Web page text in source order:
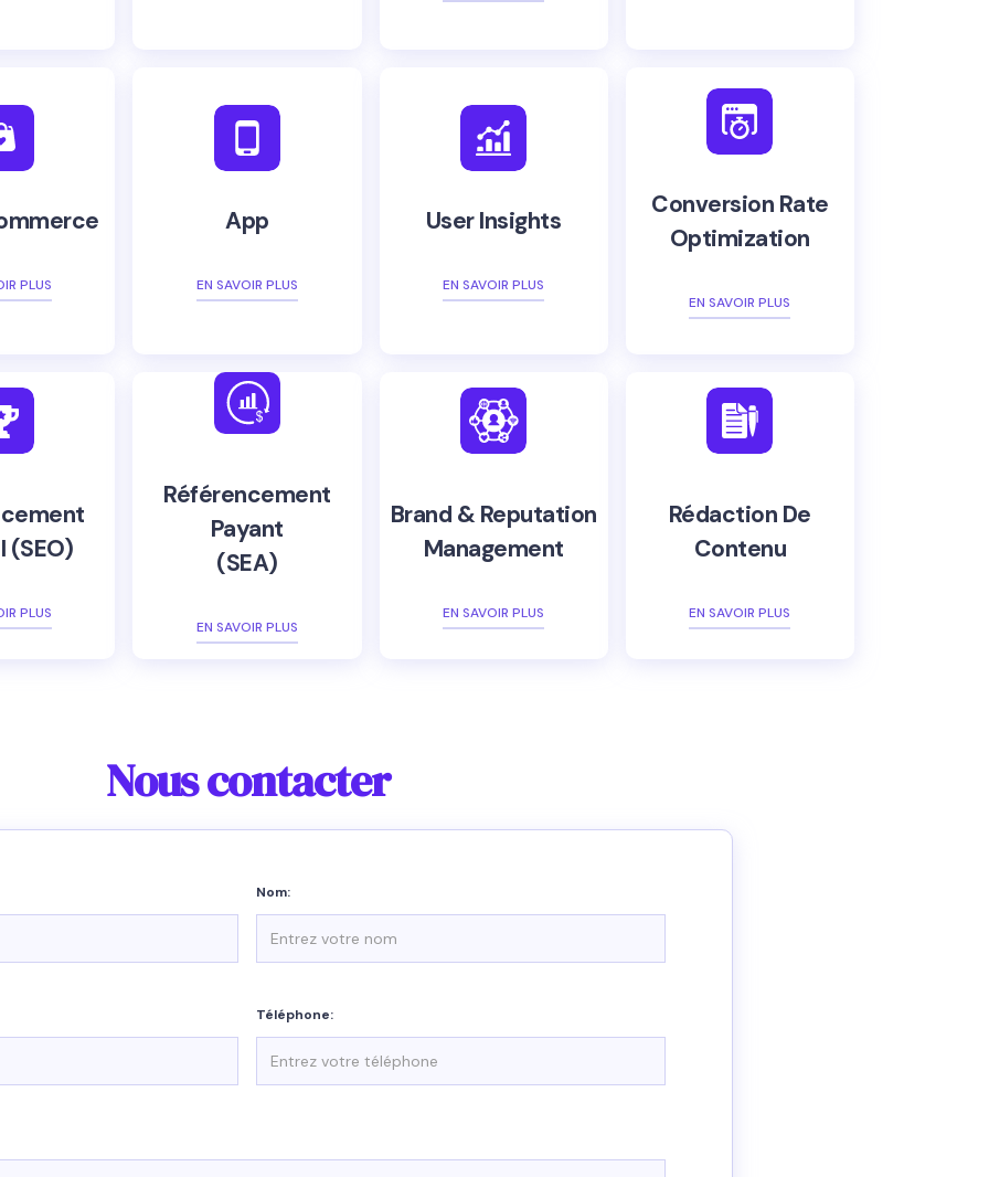
PLUS
App
EN SAVOIR PLUS
User Insights
EN SAVOIR PLUS
Conversion Rate
Optimization
EN SAVOIR PLUS
(SEO)
PLUS
Référencement
Payant
(SEA)
EN SAVOIR PLUS
Brand & Reputation
Management
EN SAVOIR PLUS
Rédaction De
Contenu
EN SAVOIR PLUS
Nous contacter
Nom:
Téléphone: